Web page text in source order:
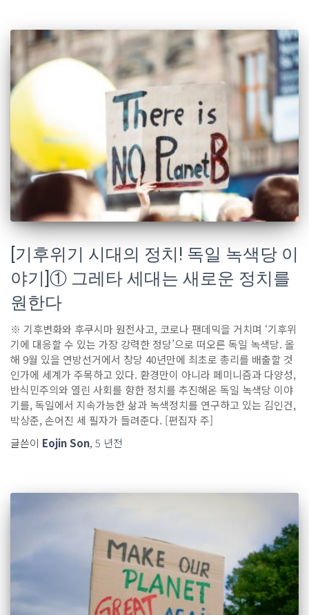
[기후위기 시대의 정치! 독일 녹색당 이
야기]① 그레타 세대는 새로운 정치를
원한다
※ 기후변화와 후쿠시마 원전사고, 코로나 팬데믹을 거치며 ‘기후위
기에 대응할 수 있는 가장 강력한 정당’으로 떠오른 독일 녹색당. 올
해 9월 있을 연방선거에서 창당 40년만에 최초로 총리를 배출할 것
인가에 세계가 주목하고 있다. 환경만이 아니라 페미니즘과 다양성,
반식민주의와 열린 사회를 향한 정치를 추진해온 독일 녹색당 이야
기를, 독일에서 지속가능한 삶과 녹색정치를 연구하고 있는 김인건,
박상준, 손어진 세 필자가 들려준다. [편집자 주]
글쓴이 Eojin Son, 5 년전